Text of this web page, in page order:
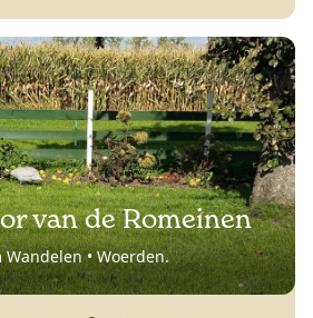
van de Romeinen
Wandelen • Woerden.